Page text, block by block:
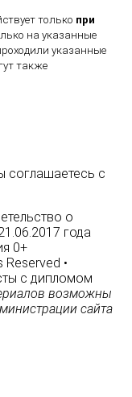
только при
на указанные
указанные
также
соглашаетесь с
о
года
0+
Reserved •
с дипломом
возможны
сайта